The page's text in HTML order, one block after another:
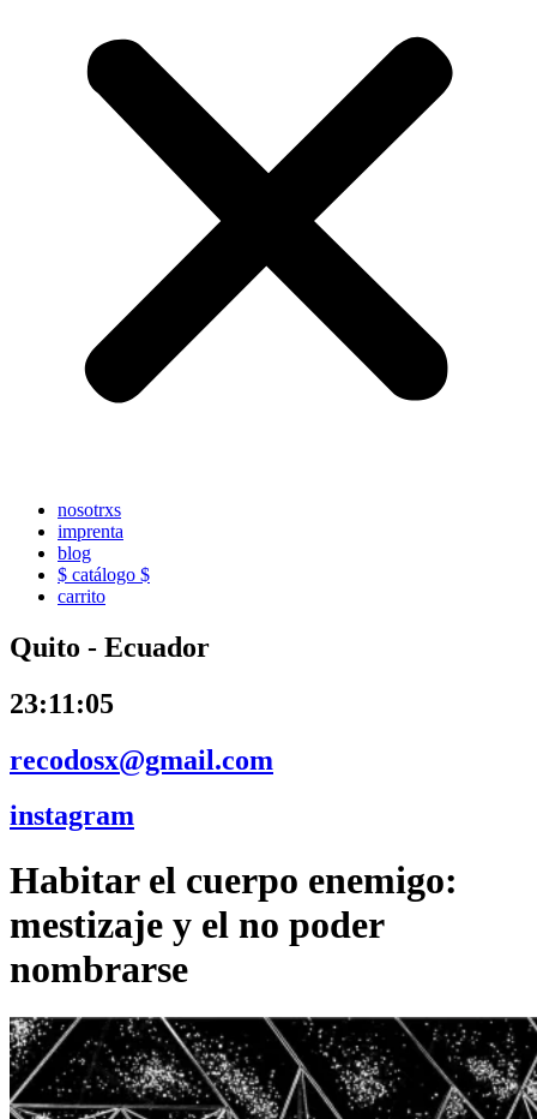
nosotrxs
imprenta
blog
$ catálogo $
carrito
Quito - Ecuador
23:11:06
recodosx@gmail.com
instagram
Habitar el cuerpo enemigo:
mestizaje y el no poder
nombrarse